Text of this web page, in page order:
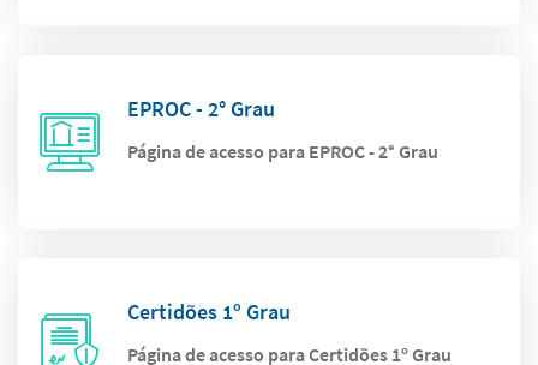
EPROC - 2° Grau
Página de acesso para EPROC - 2° Grau
Certidões 1º Grau
Página de acesso para Certidões 1º Grau